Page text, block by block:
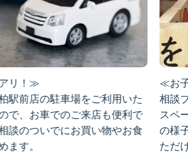
リ！≫
駅前店の駐車場をご利用いた
で、お車でのご来店も便利で
談のついでにお買い物やお食
ます。
≪お
相談
スペ
の様
ただ